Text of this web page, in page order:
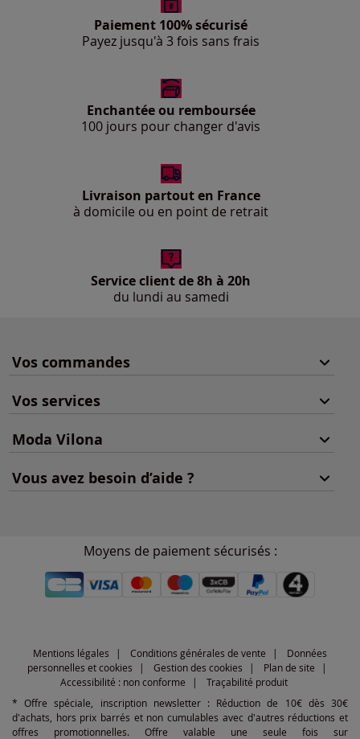
Paiement 100% sécurisé
Payez jusqu'à 3 fois sans frais
Enchantée ou remboursée
100 jours pour changer d'avis
Livraison partout en France
à domicile ou en point de retrait
Service client de 8h à 20h
du lundi au samedi
Vos commandes
Vos services
Moda Vilona
Vous avez besoin d’aide ?
Moyens de paiement sécurisés :
Mentions légales Conditions générales de vente
Données
personnelles et cookies
Gestion des cookies
Plan de site
Accessibilité : non conforme
Traçabilité produit
* Offre spéciale, inscription newsletter : Réduction de 10€ dès 30€
d'achats, hors prix barrés et non cumulables avec d'autres réductions et
offres promotionnelles. Offre valable une seule fois sur